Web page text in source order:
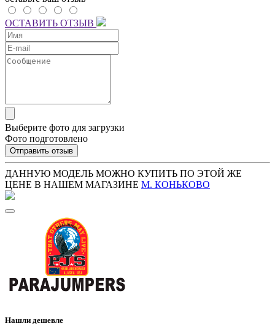
ОСТАВИТЬ ОТЗЫВ
Выберите фото для загрузки
Фото подготовлено
Отправить отзыв
ДАННУЮ МОДЕЛЬ МОЖНО КУПИТЬ ПО ЭТОЙ ЖЕ
ЦЕНЕ В НАШЕМ МАГАЗИНЕ М. КОНЬКОВО
Нашли дешевле